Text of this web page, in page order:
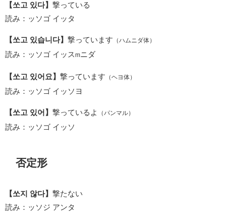
【쏘고 있다】 撃っている
読み：ッソゴ イッタ
【쏘고 있습니다】 撃っています （ハムニダ体）
読み：ッソゴ イッスmニダ
【쏘고 있어요】 撃っています （ヘヨ体）
読み：ッソゴ イッソヨ
【쏘고 있어】 撃っているよ （パンマル）
読み：ッソゴ イッソ
否定形
【쏘지 않다】 撃たない
読み：ッソジ アンタ